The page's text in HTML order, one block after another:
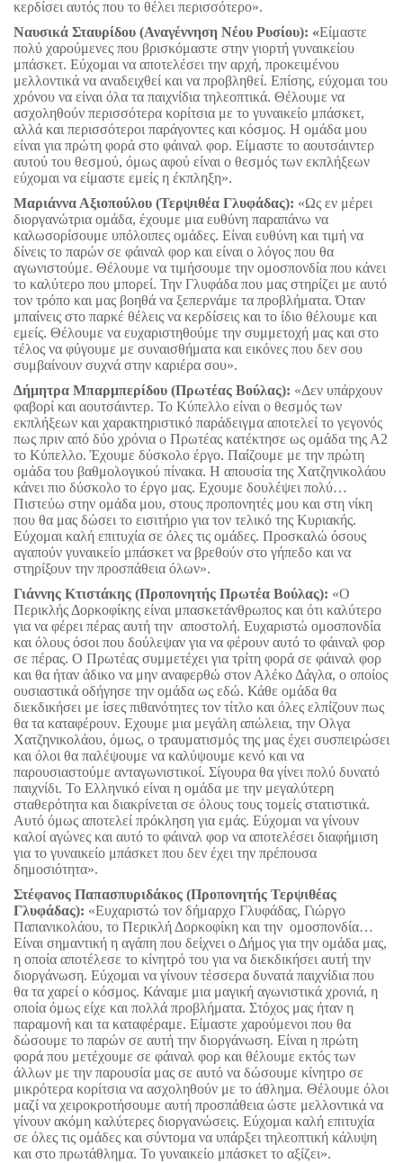
κερδίσει αυτός που το θέλει περισσότερο».
Ναυσικά Σταυρίδου (Αναγέννηση Νέου Ρυσίου): «Είμαστε
πολύ χαρούμενες που βρισκόμαστε στην γιορτή γυναικείου
μπάσκετ. Εύχομαι να αποτελέσει την αρχή, προκειμένου
μελλοντικά να αναδειχθεί και να προβληθεί. Επίσης, εύχομαι του
χρόνου να είναι όλα τα παιχνίδια τηλεοπτικά. Θέλουμε να
ασχοληθούν περισσότερα κορίτσια με το γυναικείο μπάσκετ,
αλλά και περισσότεροι παράγοντες και κόσμος. Η ομάδα μου
είναι για πρώτη φορά στο φάιναλ φορ. Είμαστε το αουτσάιντερ
αυτού του θεσμού, όμως αφού είναι ο θεσμός των εκπλήξεων
εύχομαι να είμαστε εμείς η έκπληξη».
Μαριάννα Αξιοπούλου (Τερψιθέα Γλυφάδας): «Ως εν μέρει
διοργανώτρια ομάδα, έχουμε μια ευθύνη παραπάνω να
καλωσορίσουμε υπόλοιπες ομάδες. Είναι ευθύνη και τιμή να
δίνεις το παρών σε φάιναλ φορ και είναι ο λόγος που θα
αγωνιστούμε. Θέλουμε να τιμήσουμε την ομοσπονδία που κάνει
το καλύτερο που μπορεί. Την Γλυφάδα που μας στηρίζει με αυτό
τον τρόπο και μας βοηθά να ξεπερνάμε τα προβλήματα. Όταν
μπαίνεις στο παρκέ θέλεις να κερδίσεις και το ίδιο θέλουμε και
εμείς. Θέλουμε να ευχαριστηθούμε την συμμετοχή μας και στο
τέλος να φύγουμε με συναισθήματα και εικόνες που δεν σου
συμβαίνουν συχνά στην καριέρα σου».
Δήμητρα Μπαρμπερίδου (Πρωτέας Βούλας): «Δεν υπάρχουν
φαβορί και αουτσάιντερ. Το Κύπελλο είναι ο θεσμός των
εκπλήξεων και χαρακτηριστικό παράδειγμα αποτελεί το γεγονός
πως πριν από δύο χρόνια ο Πρωτέας κατέκτησε ως ομάδα της Α2
το Κύπελλο. Έχουμε δύσκολο έργο. Παίζουμε με την πρώτη
ομάδα του βαθμολογικού πίνακα. Η απουσία της Χατζηνικολάου
κάνει πιο δύσκολο το έργο μας. Εχουμε δουλέψει πολύ…
Πιστεύω στην ομάδα μου, στους προπονητές μου και στη νίκη
που θα μας δώσει το εισιτήριο για τον τελικό της Κυριακής.
Εύχομαι καλή επιτυχία σε όλες τις ομάδες. Προσκαλώ όσους
αγαπούν γυναικείο μπάσκετ να βρεθούν στο γήπεδο και να
στηρίξουν την προσπάθεια όλων».
Γιάννης Κτιστάκης (Προπονητής Πρωτέα Βούλας): «Ο
Περικλής Δορκοφίκης είναι μπασκετάνθρωπος και ότι καλύτερο
για να φέρει πέρας αυτή την αποστολή. Ευχαριστώ ομοσπονδία
και όλους όσοι που δούλεψαν για να φέρουν αυτό το φάιναλ φορ
σε πέρας. Ο Πρωτέας συμμετέχει για τρίτη φορά σε φάιναλ φορ
και θα ήταν άδικο να μην αναφερθώ στον Αλέκο Δάγλα, ο οποίος
ουσιαστικά οδήγησε την ομάδα ως εδώ. Κάθε ομάδα θα
διεκδικήσει με ίσες πιθανότητες τον τίτλο και όλες ελπίζουν πως
θα τα καταφέρουν. Εχουμε μια μεγάλη απώλεια, την Ολγα
Χατζηνικολάου, όμως, ο τραυματισμός της μας έχει συσπειρώσει
και όλοι θα παλέψουμε να καλύψουμε κενό και να
παρουσιαστούμε ανταγωνιστικοί. Σίγουρα θα γίνει πολύ δυνατό
παιχνίδι. Το Ελληνικό είναι η ομάδα με την μεγαλύτερη
σταθερότητα και διακρίνεται σε όλους τους τομείς στατιστικά.
Αυτό όμως αποτελεί πρόκληση για εμάς. Εύχομαι να γίνουν
καλοί αγώνες και αυτό το φάιναλ φορ να αποτελέσει διαφήμιση
για το γυναικείο μπάσκετ που δεν έχει την πρέπουσα
δημοσιότητα».
Στέφανος Παπασπυριδάκος (Προπονητής Τερψιθέας
Γλυφάδας): «Ευχαριστώ τον δήμαρχο Γλυφάδας, Γιώργο
Παπανικολάου, το Περικλή Δορκοφίκη και την ομοσπονδία…
Είναι σημαντική η αγάπη που δείχνει ο Δήμος για την ομάδα μας,
η οποία αποτέλεσε το κίνητρό του για να διεκδικήσει αυτή την
διοργάνωση. Εύχομαι να γίνουν τέσσερα δυνατά παιχνίδια που
θα τα χαρεί ο κόσμος. Κάναμε μια μαγική αγωνιστικά χρονιά, η
οποία όμως είχε και πολλά προβλήματα. Στόχος μας ήταν η
παραμονή και τα καταφέραμε. Είμαστε χαρούμενοι που θα
δώσουμε το παρών σε αυτή την διοργάνωση. Είναι η πρώτη
φορά που μετέχουμε σε φάιναλ φορ και θέλουμε εκτός των
άλλων με την παρουσία μας σε αυτό να δώσουμε κίνητρο σε
μικρότερα κορίτσια να ασχοληθούν με το άθλημα. Θέλουμε όλοι
μαζί να χειροκροτήσουμε αυτή προσπάθεια ώστε μελλοντικά να
γίνουν ακόμη καλύτερες διοργανώσεις. Εύχομαι καλή επιτυχία
σε όλες τις ομάδες και σύντομα να υπάρξει τηλεοπτική κάλυψη
και στο πρωτάθλημα. Το γυναικείο μπάσκετ το αξίζει».